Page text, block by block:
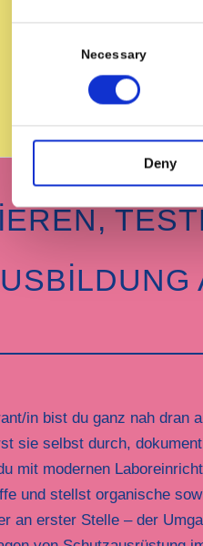
Necessary
Deny
in bist du ganz nah dran
sie selbst durch,
mit modernen
und stellst organische
an erster Stelle – der